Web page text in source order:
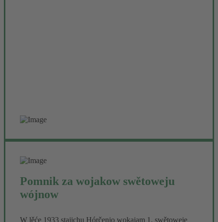
Pomnik za wojakow swětoweju
wójnow
W lěće 1933 stajichu Hórčenjo wokajam 1. swětoweje